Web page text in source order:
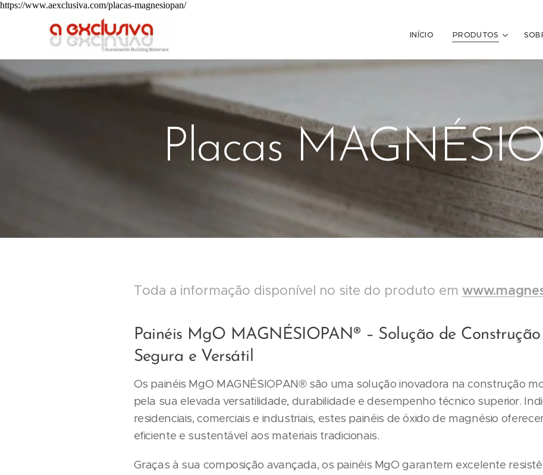
https://www.aexclusiva.com/placas-magnesiopan/
INÍCIO PRODUTOS
Placas
Toda a informação disponível no site do produto em
Painéis MgO MAGNÉSIOPAN® – Solução de Construção
Segura e Versátil
Os painéis MgO MAGNÉSIOPAN® são uma solução inovadora na construção
pela sua elevada versatilidade, durabilidade e desempenho técnico superior.
residenciais, comerciais e industriais, estes painéis de óxido de magnésio
eficiente e sustentável aos materiais tradicionais.
Graças à sua composição avançada, os painéis MgO garantem excelente